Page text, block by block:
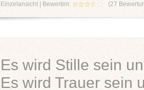
Einzelansicht | Bewerten: (27
Es wird Stille sein
Es wird Trauer sein